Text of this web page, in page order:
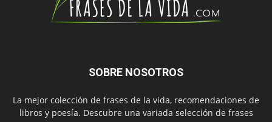
SOBRE NOSOTROS
La mejor colección de frases de la vida, recomendaciones de
libros y poesía. Descubre una variada selección de frases